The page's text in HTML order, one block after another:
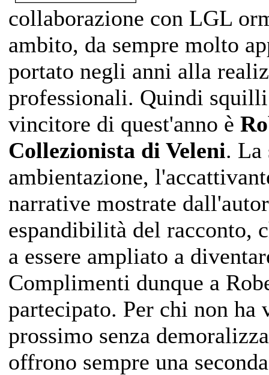
collaborazione con LGL
ambito, da sempre molto
portato negli anni alla
professionali. Quindi
vincitore di quest'anno è
Collezionista di Veleni. La
ambientazione,
narrative mostrate
espandibilità del racconto,
a essere ampliato a
Complimenti dunque a
partecipato. Per chi non
prossimo senza
offrono sempre una